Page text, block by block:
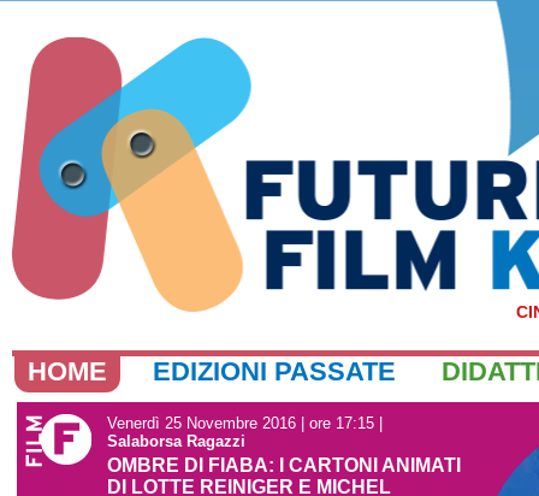
HOME EDIZIONI PASSATE
Venerdì 25 Novembre 2016 | ore 17:15
Salaborsa Ragazzi
OMBRE DI FIABA: I CARTONI ANIMATI
DI LOTTE REINIGER E MICHEL